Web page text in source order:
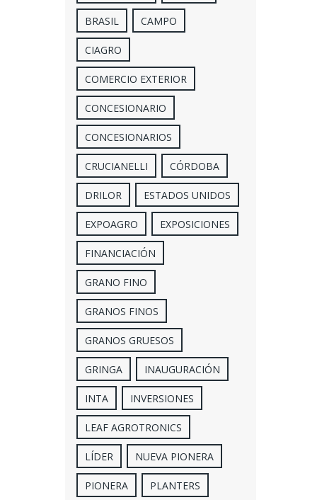
BRASIL CAMPO
CIAGRO
COMERCIO EXTERIOR
CONCESIONARIO
CONCESIONARIOS
CRUCIANELLI CÓRDOBA
DRILOR ESTADOS UNIDOS
EXPOAGRO EXPOSICIONES
FINANCIACIÓN
GRANO FINO
GRANOS FINOS
GRANOS GRUESOS
GRINGA INAUGURACIÓN
INTA INVERSIONES
LEAF AGROTRONICS
LÍDER NUEVA PIONERA
PIONERA PLANTERS